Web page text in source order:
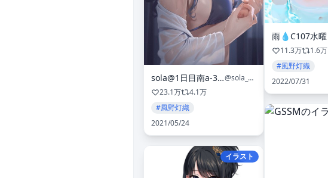
sola@1日目南a-30ab
@sola_syu
23.1万
4.1万
#風野灯織
2021/05/24
イラスト
11.3万
1.6万
#風野灯織
2022/07/31